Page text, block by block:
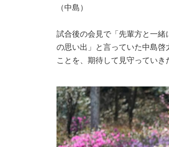
（中島）
試合後の会見で「先輩方と一
の思い出」と言っていた中島
ことを、期待して見守っていき